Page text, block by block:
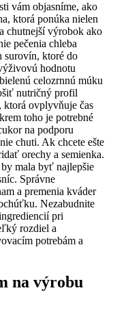
vám objasníme, ako
ktorá ponúka nielen
chutnejší výrobok ako
pečenia chleba
surovín, ktoré do
hodnotu
celozrnnú múku
nutričný profil
ktorá ovplyvňuje čas
toho je potrebné
na podporu
chuti. Ak chcete ešte
orechy a semienka.
mala byť najlepšie
Správne
a premenia kváder
Nezabudnite
pri
rozdiel a
potrebám a
na výrobu